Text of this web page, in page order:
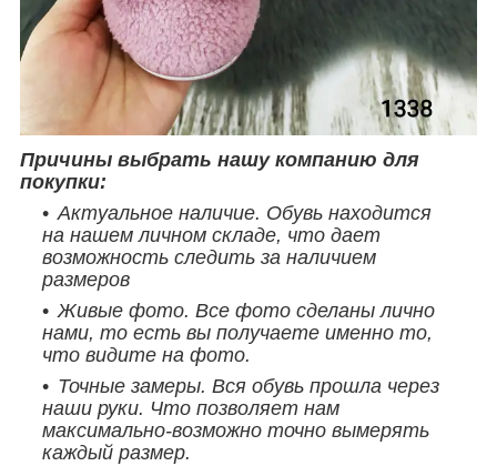
Причины выбрать нашу компанию для
покупки:
Актуальное наличие. Обувь находится
на нашем личном складе, что дает
возможность следить за наличием
размеров
Живые фото. Все фото сделаны лично
нами, то есть вы получаете именно то,
что видите на фото.
Точные замеры. Вся обувь прошла через
наши руки. Что позволяет нам
максимально-возможно точно вымерять
каждый размер.